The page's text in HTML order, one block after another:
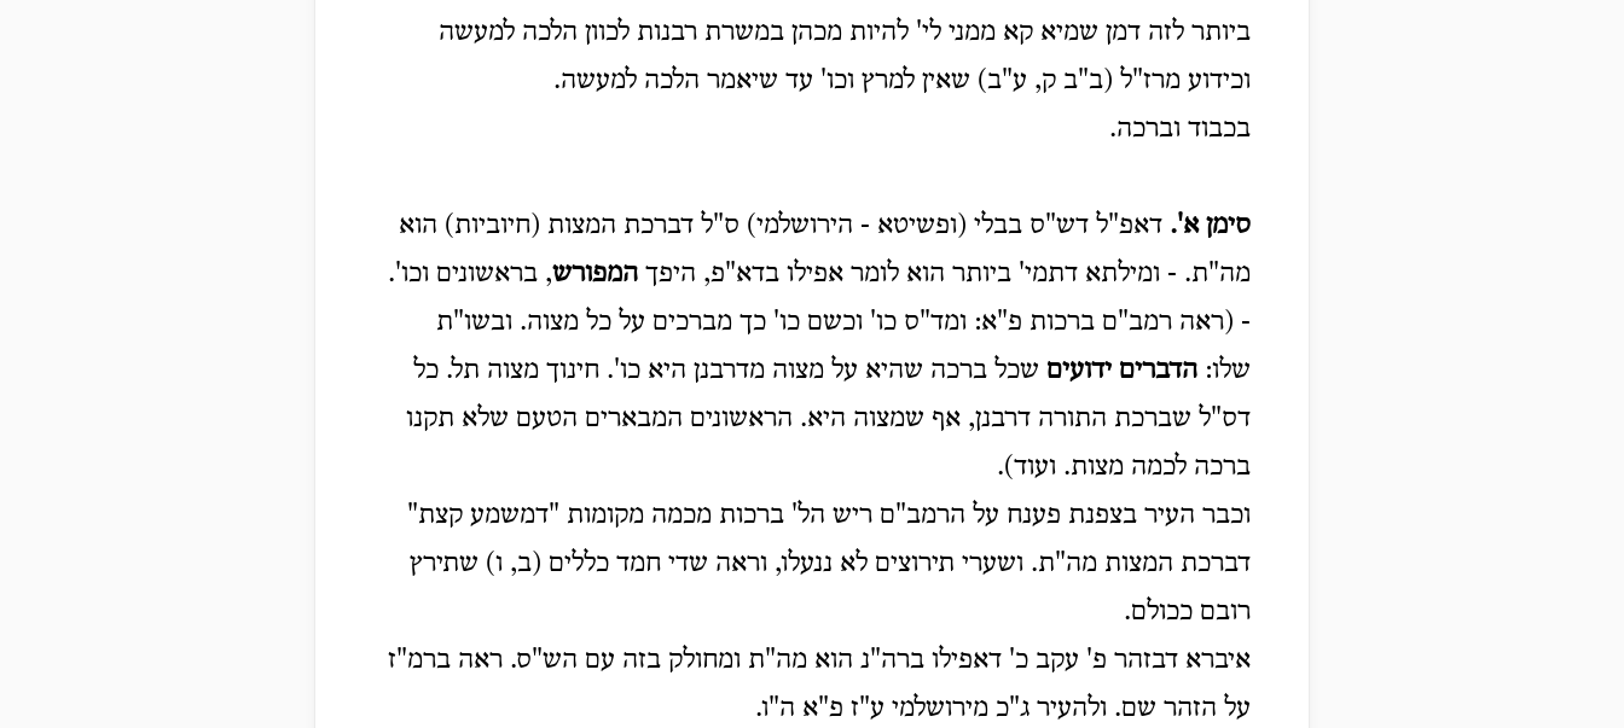
ביותר לזה דמן שמיא קא ממני לי' להיות מכהן במשרת רבנות לכוון הלכה למעשה
וכידוע מרז"ל (ב"ב ק, ע"ב) שאין למרץ וכו' עד שיאמר הלכה למעשה.
בכבוד וברכה.
סימן א'. דאפ"ל דש"ס בבלי (ופשיטא - הירושלמי) ס"ל דברכת המצות (חיוביות) הוא
מה"ת. - ומילתא דתמי' ביותר הוא לומר אפילו בדא"פ, היפך המפורש, בראשונים וכו'.
- (ראה רמב"ם ברכות פ"א: ומד"ס כו' וכשם כו' כך מברכים על כל מצוה. ובשו"ת
שלו: הדברים ידועים שכל ברכה שהיא על מצוה מדרבנן היא כו'. חינוך מצוה תל. כל
דס"ל שברכת התורה דרבנן, אף שמצוה היא. הראשונים המבארים הטעם שלא תקנו
ברכה לכמה מצות. ועוד).
וכבר העיר בצפנת פענח על הרמב"ם ריש הל' ברכות מכמה מקומות "דמשמע קצת"
דברכת המצות מה"ת. ושערי תירוצים לא ננעלו, וראה שדי חמד כללים (ב, ו) שתירץ
רובם ככולם.
איברא דבזהר פ' עקב כ' דאפילו ברה"נ הוא מה"ת ומחולק בזה עם הש"ס. ראה ברמ"ז
על הזהר שם. ולהעיר ג"כ מירושלמי ע"ז פ"א ה"ו.